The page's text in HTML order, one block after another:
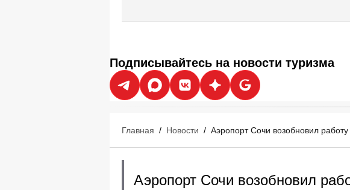
Подписывайтесь на новости туризма
Главная / Новости / Аэропорт Сочи возобновил
Аэропорт Сочи возобновил